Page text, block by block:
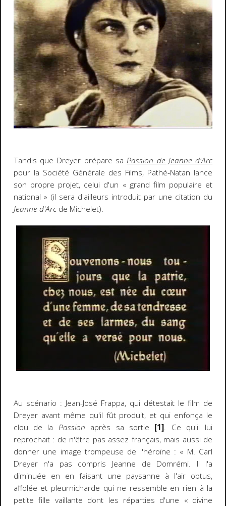
Tandis que Dreyer prépare saPassion de Jeanne d'Arc
pour la Société Générale des Films, Pathé-Natan lance
son propre projet, celui d'un « grand film populaire et
national » (il sera d'ailleurs introduit par une citation du
Jeanne d'Arcde Michelet).
Au scénario : Jean-José Frappa, qui détestait le film de
Dreyer avant même qu'il fût produit, et qui enfonça le
clou de la Passion après sa sortie [1]. Ce qu'il lui
reprochait : de n'être pas assez français, mais aussi de
donner une image trompeuse de l'héroïne : « M. Carl
Dreyer n'a pas compris Jeanne de Domrémi. Il l'a
diminuée en en faisant une paysanne à l'air obtus,
affolée et pleurnicharde qui ne ressemble en rien à la
petite fille vaillante dont les réparties d'une « divine